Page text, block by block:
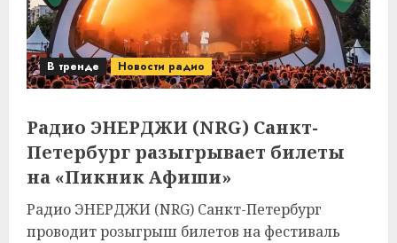
В тренде Новости радио
Радио ЭНЕРДЖИ (NRG) Санкт-
Петербург разыгрывает билеты
на «Пикник Афиши»
Радио ЭНЕРДЖИ (NRG) Санкт-Петербург
проводит розыгрыш билетов на фестиваль